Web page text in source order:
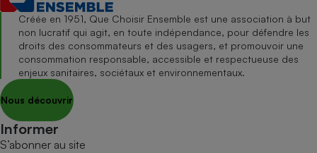
Créée en 1951, Que Choisir Ensemble est une association à but
non lucratif qui agit, en toute indépendance, pour défendre les
droits des consommateurs et des usagers, et promouvoir une
consommation responsable, accessible et respectueuse des
enjeux sanitaires, sociétaux et environnementaux.
Nous découvrir
Informer
S’abonner au site